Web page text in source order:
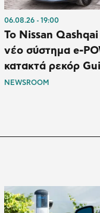
06.08.26 19:00
Το Nissan
νέο σύστημα e-
κατακτά ρεκόρ
NEWSROOM